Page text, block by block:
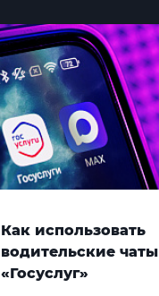
Как использовать
водительские чаты
«Госуслуг»